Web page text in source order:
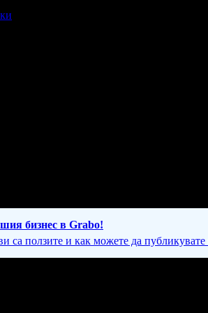
бизнес в Grabo!
са ползите и как можете да публикувате